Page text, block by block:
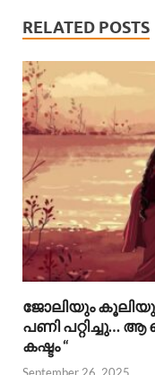
RELATED POSTS
ജോലിയും
പണി പറ്റിച്ചു… ആ
കഷ്ടം “
September 26, 2025